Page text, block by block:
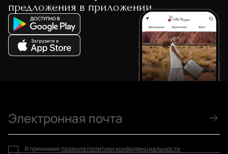
предложения в приложении
Я принимаю правила политики конфиденциальности